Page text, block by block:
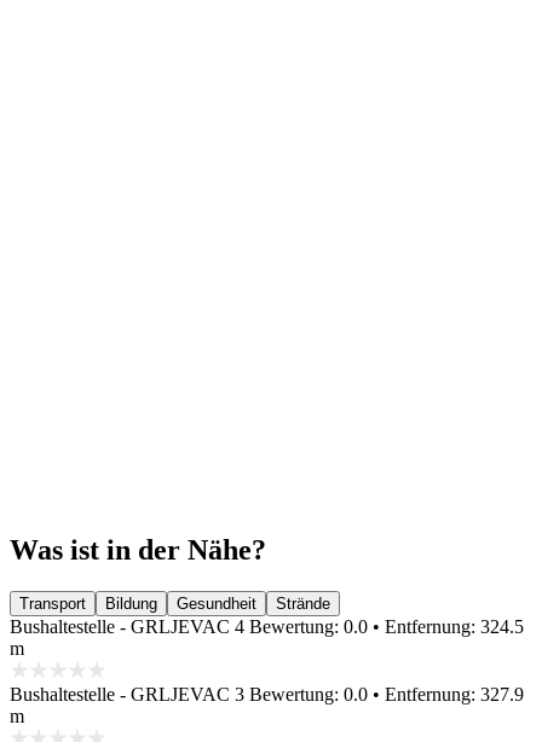
Was ist in der Nähe?
Transport Bildung Gesundheit Strände
Bushaltestelle - GRLJEVAC 4 Bewertung: 0.0 • Entfernung: 324.5
m
Bushaltestelle - GRLJEVAC 3 Bewertung: 0.0 • Entfernung: 327.9
m